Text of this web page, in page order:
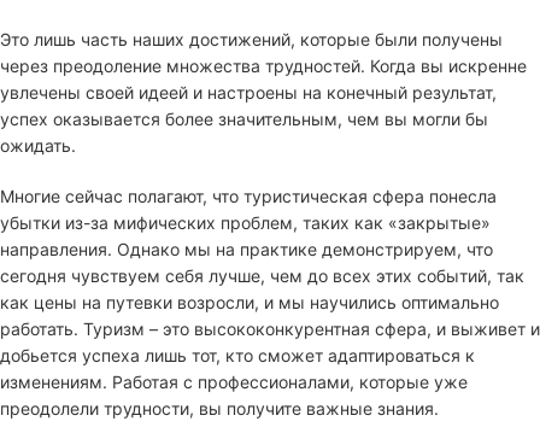
Это лишь часть наших достижений, которые были получены
через преодоление множества трудностей. Когда вы искренне
увлечены своей идеей и настроены на конечный результат,
успех оказывается более значительным, чем вы могли бы
ожидать.
Многие сейчас полагают, что туристическая сфера понесла
убытки из-за мифических проблем, таких как «закрытые»
направления. Однако мы на практике демонстрируем, что
сегодня чувствуем себя лучше, чем до всех этих событий, так
как цены на путевки возросли, и мы научились оптимально
работать. Туризм – это высококонкурентная сфера, и выживет и
добьется успеха лишь тот, кто сможет адаптироваться к
изменениям. Работая с профессионалами, которые уже
преодолели трудности, вы получите важные знания.